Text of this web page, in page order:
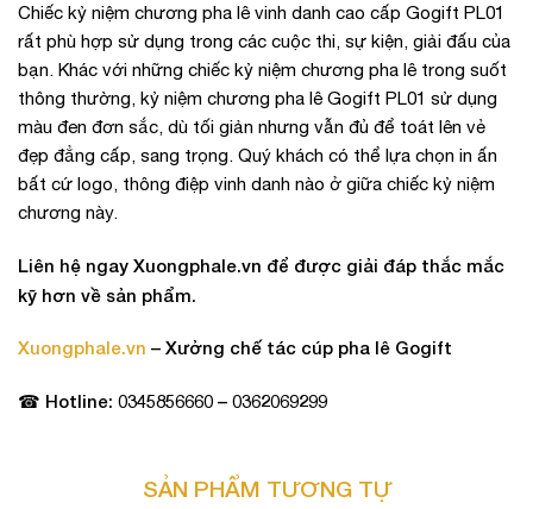
Chiếc kỷ niệm chương pha lê vinh danh cao cấp Gogift PL01
rất phù hợp sử dụng trong các cuộc thi, sự kiện, giải đấu của
bạn. Khác với những chiếc kỷ niệm chương pha lê trong suốt
thông thường, kỷ niệm chương pha lê Gogift PL01 sử dụng
màu đen đơn sắc, dù tối giản nhưng vẫn đủ để toát lên vẻ
đẹp đẳng cấp, sang trọng. Quý khách có thể lựa chọn in ấn
bất cứ logo, thông điệp vinh danh nào ở giữa chiếc kỷ niệm
chương này.
Liên hệ ngay Xuongphale.vn để được giải đáp thắc mắc
kỹ hơn về sản phẩm.
Xuongphale.vn – Xưởng chế tác cúp pha lê Gogift
☎ Hotline: 0345856660 – 0362069299
SẢN PHẨM TƯƠNG TỰ